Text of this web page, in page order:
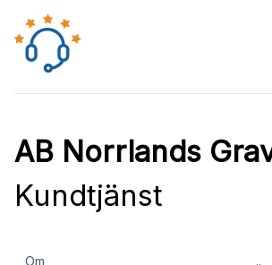
AB Norrlands
Kundtjänst
Om